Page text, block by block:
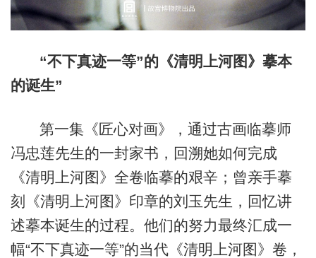
“不下真迹一等”的《清明上河图》摹本
的诞生”
第一集《匠心对画》，通过古画临摹师
冯忠莲先生的一封家书，回溯她如何完成
《清明上河图》全卷临摹的艰辛；曾亲手摹
刻《清明上河图》印章的刘玉先生，回忆讲
述摹本诞生的过程。他们的努力最终汇成一
幅“不下真迹一等”的当代《清明上河图》卷，